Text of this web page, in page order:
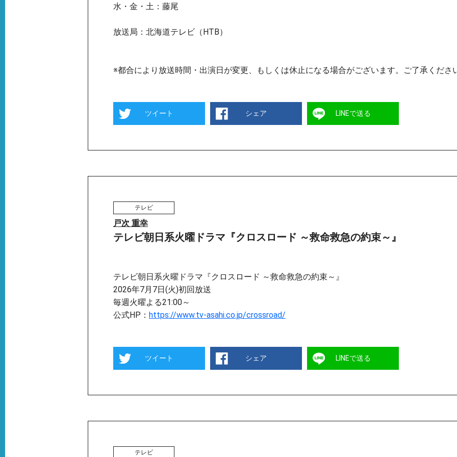
水・金・土：藤尾
放送局：北海道テレビ（HTB）
※都合により放送時間・出演日が変更、もしくは休止になる場合がございます。ご了承くださ
ツイート シェア LINEで送る
テレビ
戸次 重幸
テレビ朝日系火曜ドラマ『クロスロード ～救命救急の約束～』
テレビ朝日系火曜ドラマ『クロスロード ～救命救急の約束～』
2026年7月7日(火)初回放送
毎週火曜よる21:00～
公式HP： https://www.tv-asahi.co.jp/crossroad/
ツイート シェア LINEで送る
テレビ